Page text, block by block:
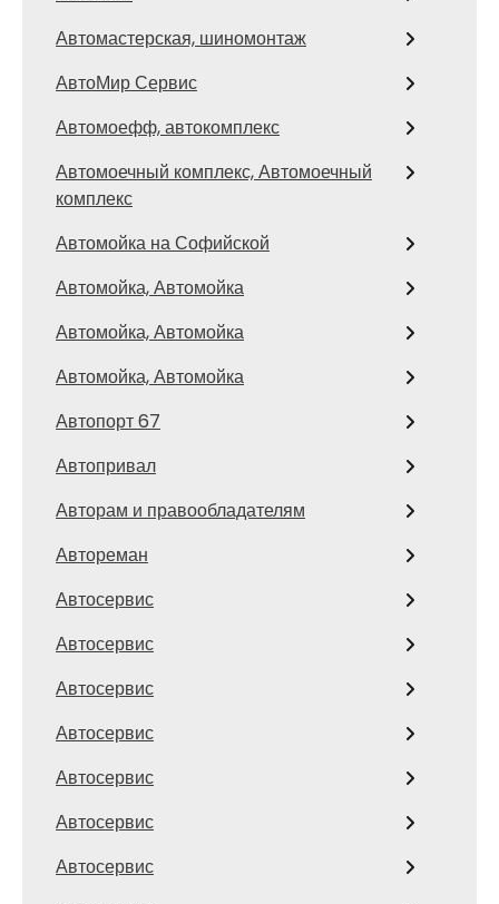
Автомастерская, шиномонтаж
АвтоМир Сервис
Автомоефф, автокомплекс
Автомоечный комплекс, Автомоечный
комплекс
Автомойка на Софийской
Автомойка, Автомойка
Автомойка, Автомойка
Автомойка, Автомойка
Автопорт 67
Автопривал
Авторам и правообладателям
Автореман
Автосервис
Автосервис
Автосервис
Автосервис
Автосервис
Автосервис
Автосервис